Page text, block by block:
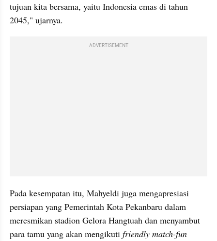
tujuan kita bersama, yaitu Indonesia emas di tahun
2045," ujarnya.
ADVERTISEMENT
Pada kesempatan itu, Mahyeldi juga mengapresiasi
persiapan yang Pemerintah Kota Pekanbaru dalam
meresmikan stadion Gelora Hangtuah dan menyambut
para tamu yang akan mengikuti friendly match-fun